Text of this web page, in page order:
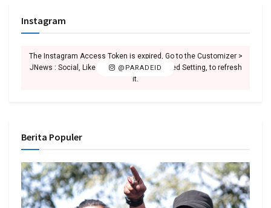
Instagram
@PARADEID
The Instagram Access Token is expired, Go to the Customizer >
JNews : Social, Like & View > Instagram Feed Setting, to refresh
it.
Berita Populer